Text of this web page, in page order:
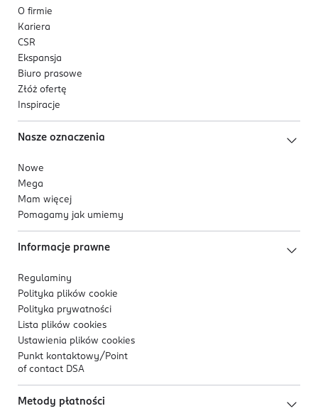
O firmie
Kariera
CSR
Ekspansja
Biuro prasowe
Złóż ofertę
Inspiracje
Nasze oznaczenia
Nowe
Mega
Mam więcej
Pomagamy jak umiemy
Informacje prawne
Regulaminy
Polityka plików cookie
Polityka prywatności
Lista plików cookies
Ustawienia plików cookies
Punkt kontaktowy/ Point
of contact DSA
Metody płatności